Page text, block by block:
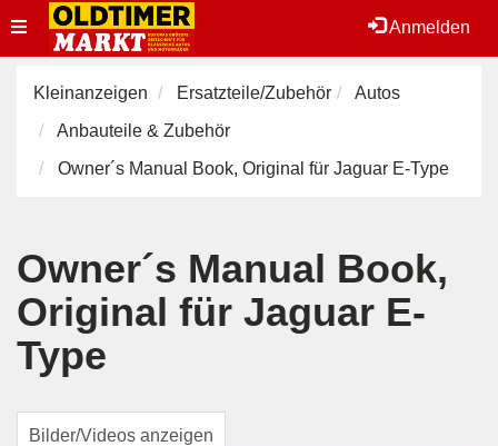
Anmelden
Toggle
navigation
Kleinanzeigen Ersatzteile/Zubehör
Autos
Anbauteile & Zubehör
Owner´s Manual Book, Original für Jaguar E-Type
Owner´s Manual Book,
Original für Jaguar E-
Type
Bilder/Videos anzeigen